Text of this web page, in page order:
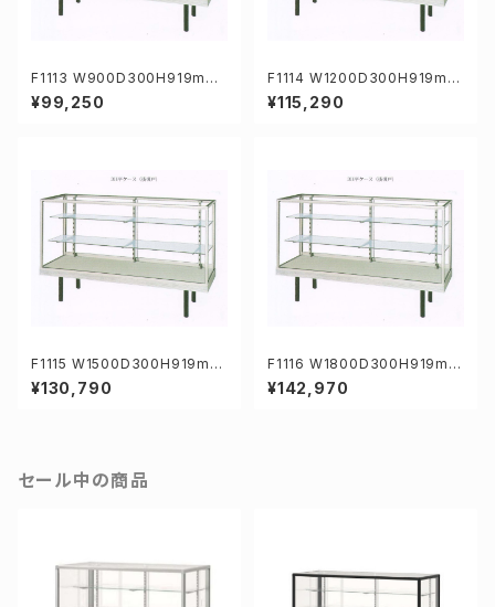
F1113 W900D300H919mm
業務用ガラスケース ショーケー
ス
¥99,250
F1114 W1200D300H919mm
業務用ガラスケース ショーケー
ス
¥115,290
F1115 W1500D300H919mm
業務用ガラスケース ショーケー
ス
¥130,790
F1116 W1800D300H919mm
業務用ガラスケース ショーケー
ス
¥142,970
セール中の商品